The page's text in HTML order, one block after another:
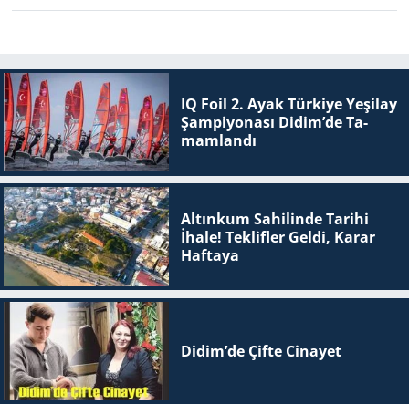
IQ Foil 2. Ayak Tür­ki­ye Ye­şi­lay
Şam­pi­yo­na­sı Didim’de Ta­
mam­lan­dı
Altınkum Sahilinde Tarihi
İhale! Teklifler Geldi, Karar
Haftaya
Didim’de Çifte Ci­na­yet